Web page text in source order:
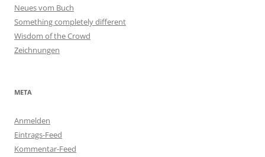
Neues vom Buch
Something completely different
Wisdom of the Crowd
Zeichnungen
META
Anmelden
Eintrags-Feed
Kommentar-Feed